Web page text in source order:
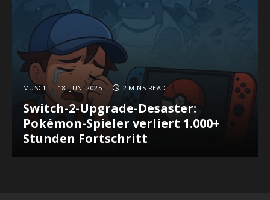
MUSC1 18. JUNI 2025 2 MINS READ
Switch-2-Upgrade-Desaster:
Pokémon-Spieler verliert 1.000+
Stunden Fortschritt